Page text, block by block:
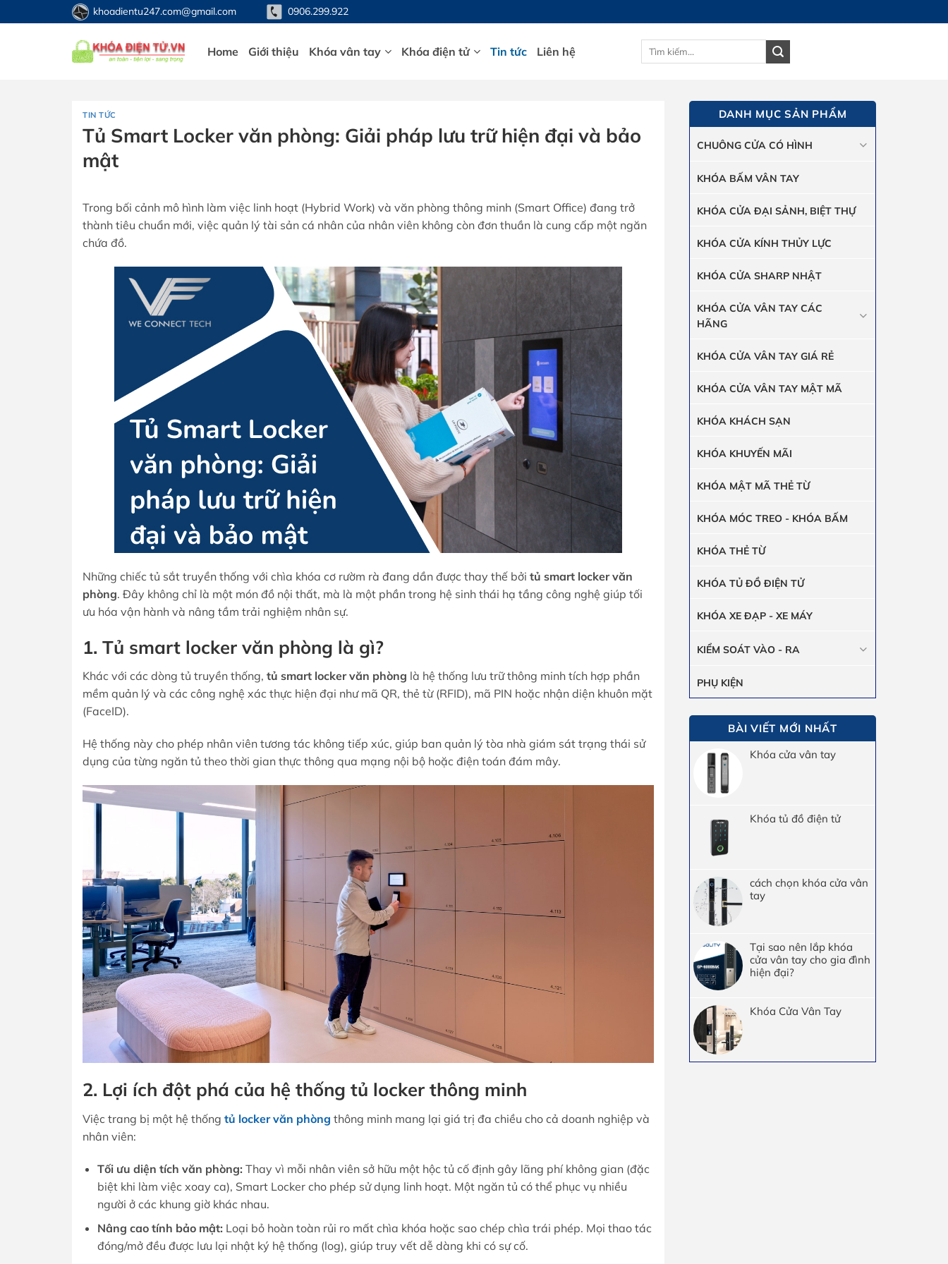
qua
khoadientu247.com@gmail.com 0906.299.922
Home Giới thiệu Khóa vân tay Khóa điện tử Tin tức Liên hệ
Tìm
TIN TỨC
Tủ Smart Locker văn phòng: Giải pháp lưu trữ hiện đại và bảo
mật
Trong bối cảnh mô hình làm việc linh hoạt (Hybrid Work) và văn phòng thông minh (Smart Office) đang trở
thành tiêu chuẩn mới, việc quản lý tài sản cá nhân của nhân viên không còn đơn thuần là cung cấp một ngăn
chứa đồ.
Những chiếc tủ sắt truyền thống với chìa khóa cơ rườm rà đang dần được thay thế bởi tủ smart locker văn
phòng. Đây không chỉ là một món đồ nội thất, mà là một phần trong hệ sinh thái hạ tầng công nghệ giúp tối
ưu hóa vận hành và nâng tầm trải nghiệm nhân sự.
1. Tủ smart locker văn phòng là gì?
Khác với các dòng tủ truyền thống, tủ smart locker văn phòng là hệ thống lưu trữ thông minh tích hợp phần
mềm quản lý và các công nghệ xác thực hiện đại như mã QR, thẻ từ (RFID), mã PIN hoặc nhận diện khuôn mặt
(FaceID).
Hệ thống này cho phép nhân viên tương tác không tiếp xúc, giúp ban quản lý tòa nhà giám sát trạng thái sử
dụng của từng ngăn tủ theo thời gian thực thông qua mạng nội bộ hoặc điện toán đám mây.
2. Lợi ích đột phá của hệ thống tủ locker thông minh
Việc trang bị một hệ thống tủ locker văn phòng thông minh mang lại giá trị đa chiều cho cả doanh nghiệp và
nhân viên:
Tối ưu diện tích văn phòng: Thay vì mỗi nhân viên sở hữu một hộc tủ cố định gây lãng phí không gian (đặc
biệt khi làm việc xoay ca), Smart Locker cho phép sử dụng linh hoạt. Một ngăn tủ có thể phục vụ nhiều
người ở các khung giờ khác nhau.
Nâng cao tính bảo mật: Loại bỏ hoàn toàn rủi ro mất chìa khóa hoặc sao chép chìa trái phép. Mọi thao tác
đóng/mở đều được lưu lại nhật ký hệ thống (log), giúp truy vết dễ dàng khi có sự cố.
DANH MỤC SẢN PHẨM
CHUÔNG CỬA CÓ HÌNH
KHÓA BẤM VÂN TAY
KHÓA CỬA ĐẠI SẢNH, BIỆT THỰ
KHÓA CỬA KÍNH THỦY LỰC
KHÓA CỬA SHARP NHẬT
KHÓA CỬA VÂN TAY CÁC
HÃNG
KHÓA CỬA VÂN TAY GIÁ RẺ
KHÓA CỬA VÂN TAY MẬT MÃ
KHÓA KHÁCH SẠN
KHÓA KHUYẾN MÃI
KHÓA MẬT MÃ THẺ TỪ
KHÓA MÓC TREO - KHÓA BẤM
KHÓA THẺ TỪ
KHÓA TỦ ĐỒ ĐIỆN TỬ
KHÓA XE ĐẠP - XE MÁY
KIỂM SOÁT VÀO - RA
PHỤ KIỆN
BÀI VIẾT MỚI NHẤT
Khóa cửa vân tay
Khóa tủ đồ điện tử
cách chọn khóa cửa vân
tay
Tại sao nên lắp khóa
cửa vân tay cho gia đình
hiện đại?
Khóa Cửa Vân Tay